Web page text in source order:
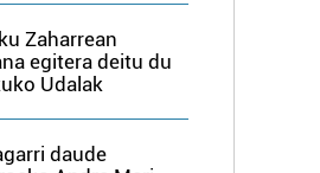
Zaharrean
egitera deitu du
Udalak
daude